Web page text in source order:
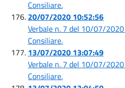
Consiliare.
20/07/2020 10:52:56
Verbale n. 7 del 10/07/
Consiliare.
13/07/2020 13:07:49
Verbale n. 7 del 10/07/
Consiliare.